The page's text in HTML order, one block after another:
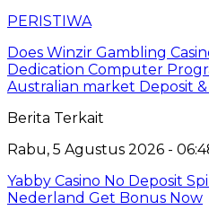
PERISTIWA
Does Winzir Gambling
Dedication Computer
Australian market Deposit
Berita Terkait
Rabu, 5 Agustus 2026 -
Yabby Casino No Deposit
Nederland Get Bonus Now